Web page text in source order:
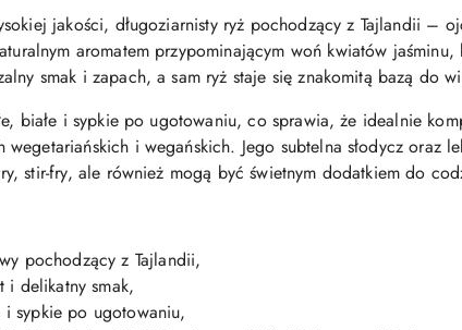
jakości, długoziarnisty ryż pochodzący z Tajlandii –
aromatem przypominającym woń kwiatów
smak i zapach, a sam ryż staje się znakomitą bazą do
białe i sypkie po ugotowaniu, co sprawia, że idealnie
i wegańskich. Jego subtelna słodycz oraz
stir-fry, ale również mogą być świetnym dodatkiem do
pochodzący z Tajlandii,
i delikatny smak,
i sypkie po ugotowaniu,